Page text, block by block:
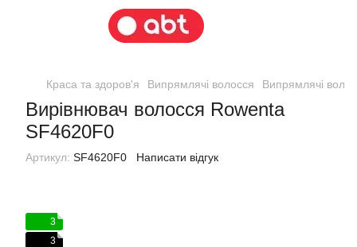
Краса та здоров'я Випрямлячі волосся Випрямлячі
Вирівнювач волосся Rowenta
SF4620F0
Артикул: SF4620F0 Написати відгук
3
3